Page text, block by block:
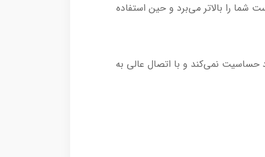
را بالاتر می‌برد و حین استفاده
حساسیت نمی‌کند و با اتصال عالی به